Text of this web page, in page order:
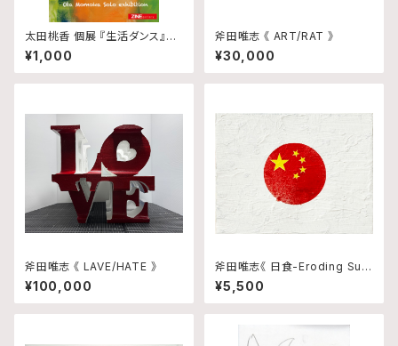
太田桃香 個展 『生活ダンス』図
録
¥1,000
斧田唯志 《 ART/RAT 》
¥30,000
斧田唯志 《 LAVE/HATE 》
¥100,000
斧田唯志《 日食-Eroding Sun
》
¥5,500